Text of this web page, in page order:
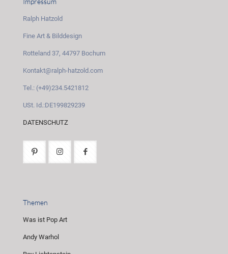
Ralph Hatzold
Fine Art & Bilddesign
Rotteland 37, 44797 Bochum
Kontakt@ralph-hatzold.com
Tel.: (+49)234.5421812
USt. Id.:DE199829239
DATENSCHUTZ
Themen
Was ist Pop Art
Andy Warhol